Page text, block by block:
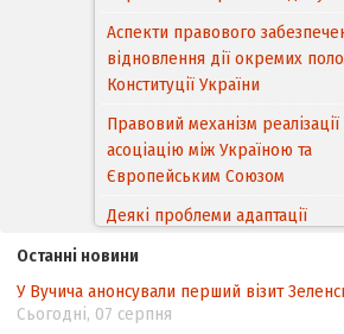
Аспекти правового
відновлення дії окремих
Конституції України
Правовий механізм
асоціацію між Україною та
Європейським Cоюзом
Деякі проблеми адаптації
походження товарів
Угоди про торговельні
інтелектуальної власності
Останні новини
У Вучича анонсували перший візит
Сьогодні, 07 серпня